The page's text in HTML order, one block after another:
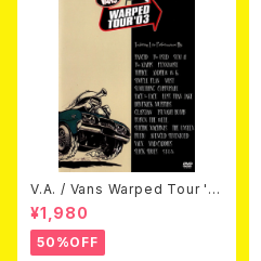
V.A. / Vans Warped Tour '0
3 (DVD)
¥1,980
50%OFF